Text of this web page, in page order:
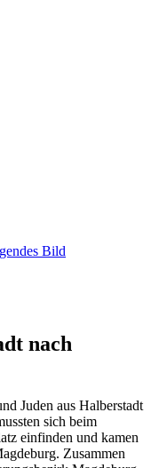
Bild
nach
Juden aus Halberstadt
sich beim
einfinden und kamen
Zusammen